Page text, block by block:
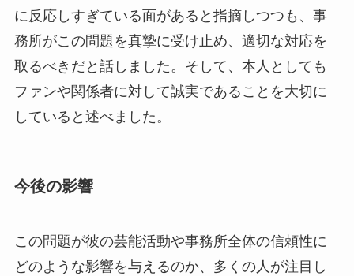
に反応しすぎている面があると指摘しつつも、事
務所がこの問題を真摯に受け止め、適切な対応を
取るべきだと話しました。そして、本人としても
ファンや関係者に対して誠実であることを大切に
していると述べました。
今後の影響
この問題が彼の芸能活動や事務所全体の信頼性に
どのような影響を与えるのか、多くの人が注目し